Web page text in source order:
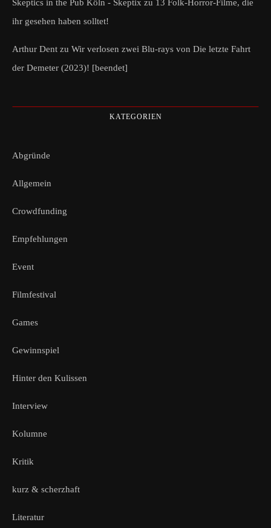
Skeptics in the Pub Köln - Skeptix zu 13 Folk-Horror-Filme, die
ihr gesehen haben solltet!
Arthur Dent zu Wir verlosen zwei Blu-rays von Die letzte Fahrt
der Demeter (2023)! [beendet]
KATEGORIEN
Abgründe
Allgemein
Crowdfunding
Empfehlungen
Event
Filmfestival
Games
Gewinnspiel
Hinter den Kulissen
Interview
Kolumne
Kritik
kurz & scherzhaft
Literatur